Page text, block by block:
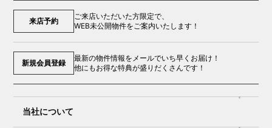
来店予約
ご来店いただいた方限定で、
WEB未公開物件をご案内いたします！
新規会員登録
最新の物件情報をメールでいち早くお届け！
他にもお得な特典が盛りだくさんです！
当社について